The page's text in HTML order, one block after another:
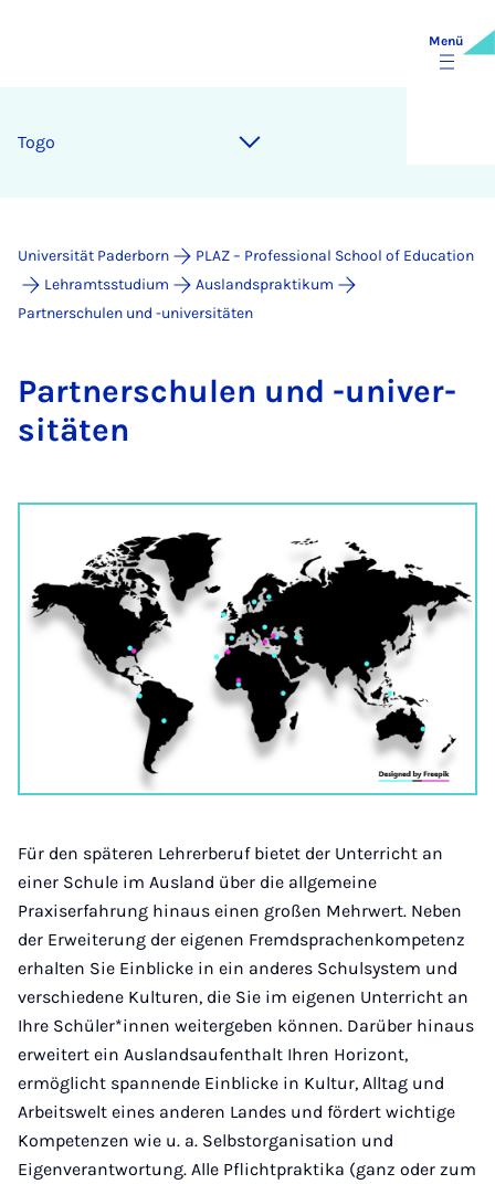
Menü
To­go
Universität Paderborn
PLAZ – Professional School of Education
Lehramtsstudium
Auslandspraktikum
Partnerschulen und -universitäten
Part­ner­schu­len und -uni­ver­
si­tä­ten
Für den späteren Lehrerberuf bietet der Unterricht an
einer Schule im Ausland über die allgemeine
Praxiserfahrung hinaus einen großen Mehrwert. Neben
der Erweiterung der eigenen Fremdsprachenkompetenz
erhalten Sie Einblicke in ein anderes Schulsystem und
verschiedene Kulturen, die Sie im eigenen Unterricht an
Ihre Schüler*innen weitergeben können. Darüber hinaus
erweitert ein Auslandsaufenthalt Ihren Horizont,
ermöglicht spannende Einblicke in Kultur, Alltag und
Arbeitswelt eines anderen Landes und fördert wichtige
Kompetenzen wie u. a. Selbstorganisation und
Eigenverantwortung. Alle Pflichtpraktika (ganz oder zum